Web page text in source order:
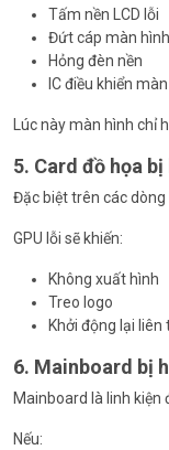
Tấm nền LCD lỗi
Đứt cáp màn hình
Hỏng đèn nền
IC điều khiển
Lúc này màn hình chỉ
5. Card đồ họa bị
Đặc biệt trên các
GPU lỗi sẽ khiến:
Không xuất hình
Treo logo
Khởi động lại liên
6. Mainboard bị
Mainboard là linh kiện
Nếu: